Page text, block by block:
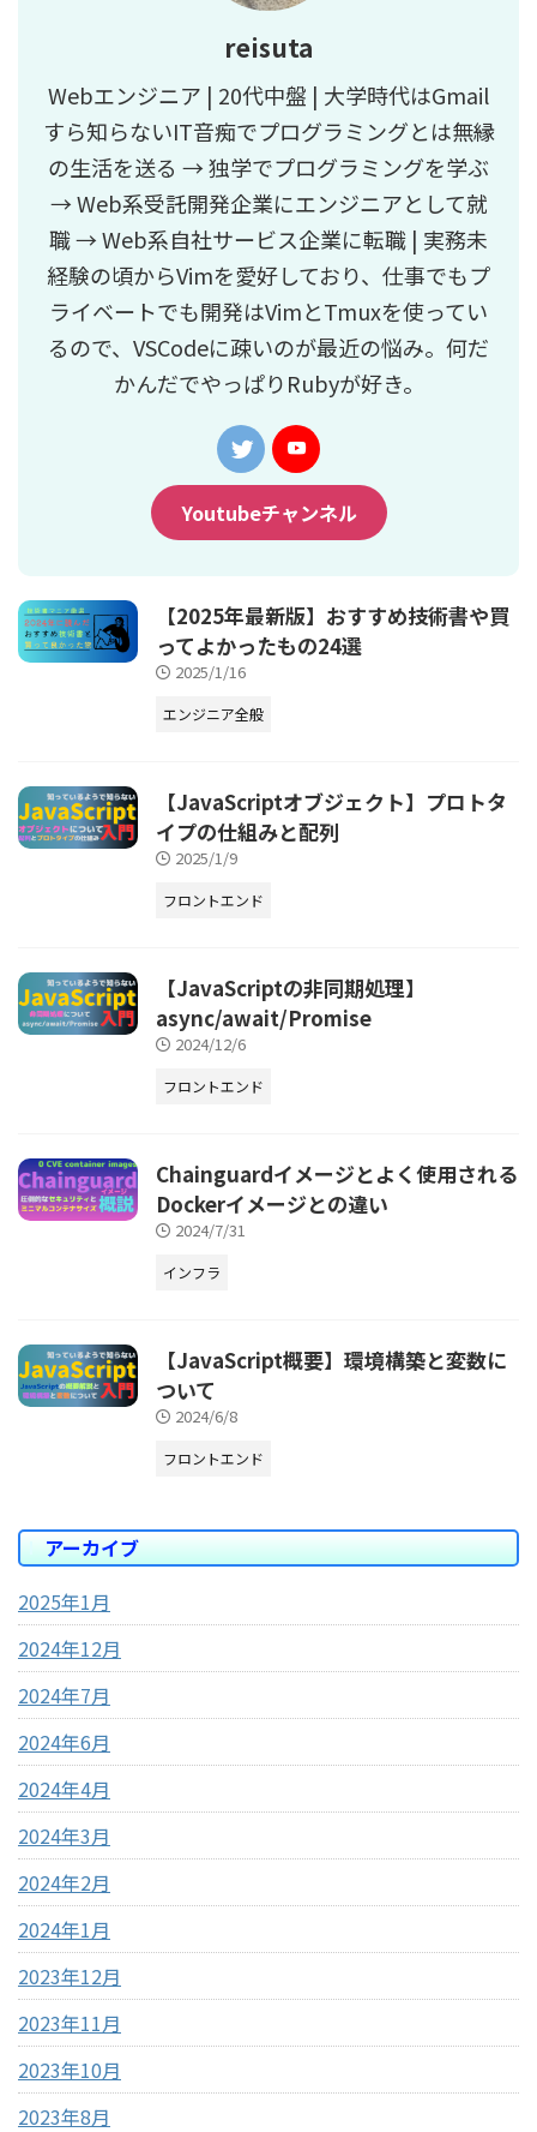
reisuta
Webエンジニア | 20代中盤 | 大学時代はGmail
すら知らないIT音痴でプログラミングとは無縁
の生活を送る → 独学でプログラミングを学ぶ
→ Web系受託開発企業にエンジニアとして就
職 → Web系自社サービス企業に転職 | 実務未
経験の頃からVimを愛好しており、仕事でもプ
ライベートでも開発はVimとTmuxを使ってい
るので、VSCodeに疎いのが最近の悩み。何だ
かんだでやっぱりRubyが好き。
Youtubeチャンネル
【2025年最新版】おすすめ技術書や買
ってよかったもの24選
2025/1/16
エンジニア全般
【JavaScriptオブジェクト】プロトタ
イプの仕組みと配列
2025/1/9
フロントエンド
【JavaScriptの非同期処理】
async/await/Promise
2024/12/6
フロントエンド
Chainguardイメージとよく使用される
Dockerイメージとの違い
2024/7/31
インフラ
【JavaScript概要】環境構築と変数に
ついて
2024/6/8
フロントエンド
アーカイブ
2025年1月
2024年12月
2024年7月
2024年6月
2024年4月
2024年3月
2024年2月
2024年1月
2023年12月
2023年11月
2023年10月
2023年8月